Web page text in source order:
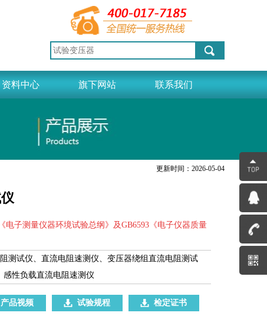
资料中心 旗下网站 联系我们
更新时间：2026-05-04
电子测量仪器环境试验总纲》及GB6593《电子仪器质量
测试仪、直流电阻速测仪、变压器绕组直流电阻测试
性负载直流电阻速测仪
产品视频 试验规程 检定证书